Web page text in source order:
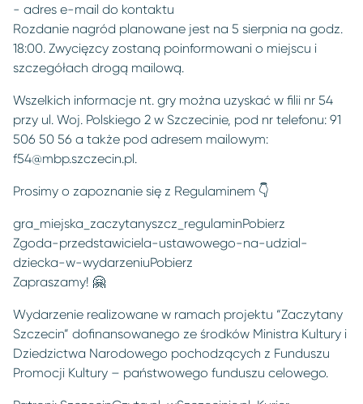
- adres e-mail do kontaktu
Rozdanie nagród planowane jest na 5 sierpnia na godz.
18:00. Zwycięzcy zostaną poinformowani o miejscu i
szczegółach drogą mailową.
Wszelkich informacje nt. gry można uzyskać w filii nr 54
przy ul. Woj. Polskiego 2 w Szczecinie, pod nr telefonu: 91
506 50 56 a także pod adresem mailowym:
f54@mbp.szczecin.pl.
Prosimy o zapoznanie się z Regulaminem 👇
gra_miejska_zaczytanyszcz_regulaminPobierz
Zgoda-przedstawiciela-ustawowego-na-udzial-
dziecka-w-wydarzeniuPobierz
Zapraszamy! 🤗
Wydarzenie realizowane w ramach projektu “Zaczytany
Szczecin” dofinansowanego ze środków Ministra Kultury i
Dziedzictwa Narodowego pochodzących z Funduszu
Promocji Kultury – państwowego funduszu celowego.